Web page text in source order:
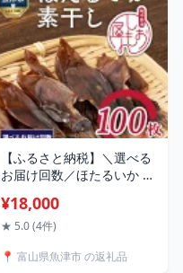
沖縄・離島への配送不可
【ふるさと納税】＼選べる
お届け回数／ほたるいか 素
マオカ海の幸 定期便 ホタ
ルイカ 干物 魚介 魚介類 海
縄・離島への配送不可
¥18,000
★ 5.0 (4件)
📍 富山県魚津市 の返礼品